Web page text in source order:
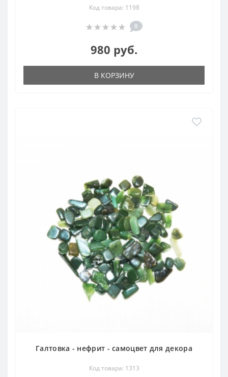
Код товара: 1198
0
980 руб.
В КОРЗИНУ
Галтовка - нефрит - самоцвет для декора
Код товара: 1313